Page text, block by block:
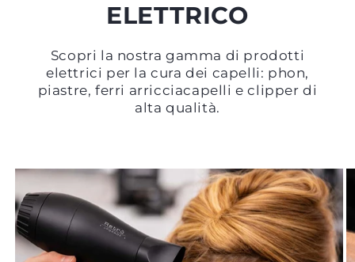
ELETTRICO
Scopri la nostra gamma di prodotti
elettrici per la cura dei capelli: phon,
piastre, ferri arricciacapelli e clipper di
alta qualità.